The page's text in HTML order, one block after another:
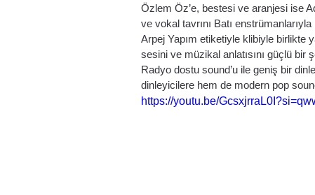
Özlem Öz’e, bestesi ve aranjesi ise
ve vokal tavrını Batı
Arpej Yapım etiketiyle klibiyle birlikte
sesini ve müzikal anlatısını güçlü bir
Radyo dostu sound’u ile geniş bir
dinleyicilere hem de modern pop
https://youtu.be/